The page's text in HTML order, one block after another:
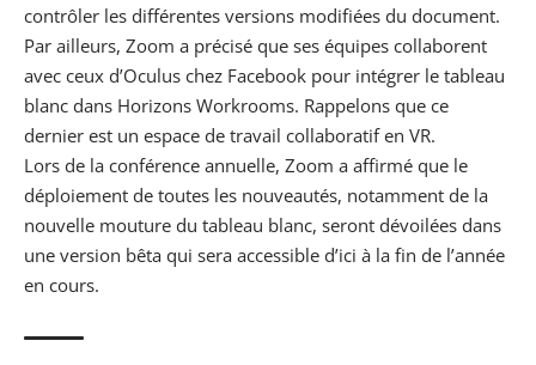
contrôler les différentes versions modifiées du document.
Par ailleurs, Zoom a précisé que ses équipes collaborent
avec ceux d’Oculus chez Facebook pour intégrer le tableau
blanc dans Horizons Workrooms. Rappelons que ce
dernier est un espace de travail collaboratif en VR.
Lors de la conférence annuelle, Zoom a affirmé que le
déploiement de toutes les nouveautés, notamment de la
nouvelle mouture du tableau blanc, seront dévoilées dans
une version bêta qui sera accessible d’ici à la fin de l’année
en cours.